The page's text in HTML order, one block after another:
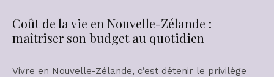
Coût de la vie en Nouvelle-Zélande :
maîtriser son budget au quotidien
Vivre en Nouvelle-Zélande, c’est détenir le privilège